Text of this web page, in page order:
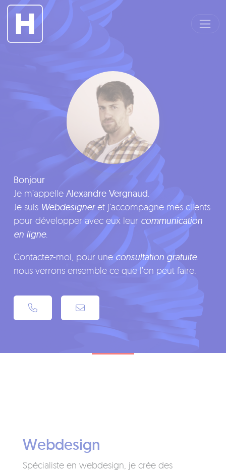
Bonjour
Je m’appelle Alexandre Vergnaud
Je suis Webdesigneret j’accompagne mes clients
pour développer avec eux leur communication
en ligne.
Contactez-moi, pour uneconsultation gratuite.
nous verrons ensemble ce que l’on peut faire.
Webdesign
Spécialiste en webdesign, je crée des
Panneau de gestion des cookies